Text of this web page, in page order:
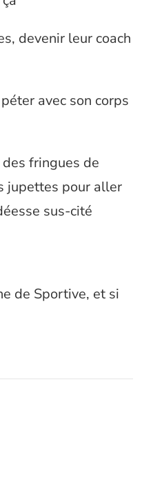
devenir leur coach
avec son corps
fringues de
jupettes pour aller
sus-cité
de Sportive, et si